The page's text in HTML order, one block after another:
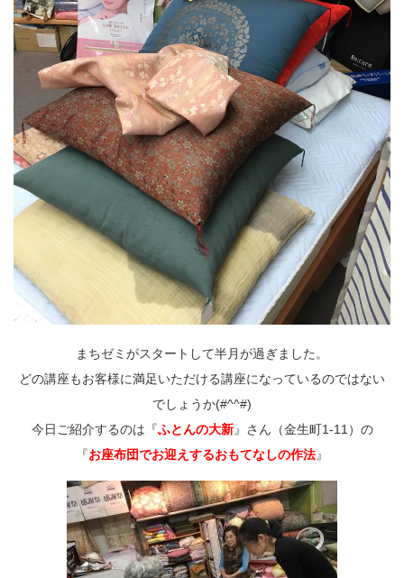
まちゼミがスタートして半月が過ぎました。
どの講座もお客様に満足いただける講座になっているのではない
でしょうか(#^^#)
今日ご紹介するのは『ふとんの大新』さん（金生町1-11）の
『お座布団でお迎えするおもてなしの作法』